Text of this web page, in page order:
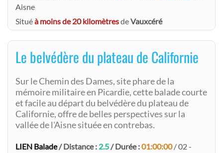
Aisne
Situéà moins de 20 kilomètresdeVauxcéré
Le belvédère du plateau de Californie
Sur le Chemin des Dames, site phare de la
mémoire militaire en Picardie, cette balade courte
et facile au départ du belvédère du plateau de
Californie, offre de belles perspectives sur la
vallée de l'Aisne située en contrebas.
LIEN Balade/ Distance : 2.5/ Durée :01:00:00/ 02 -